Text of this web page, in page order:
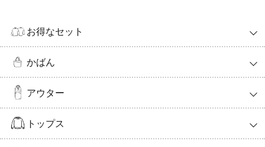
お得なセット
かばん
アウター
トップス